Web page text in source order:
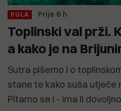
PULA Prije 6 h
Toplinski val prži.
a kako je na
Sutra pišemo i o
stane te kako suša utječe
PItamo se i - ima li